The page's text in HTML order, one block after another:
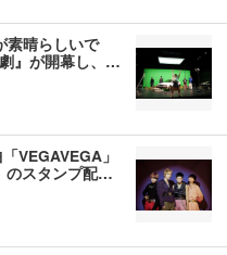
素晴らしいで
』が開幕し、…
VEGAVEGA」
のスタンプ配…